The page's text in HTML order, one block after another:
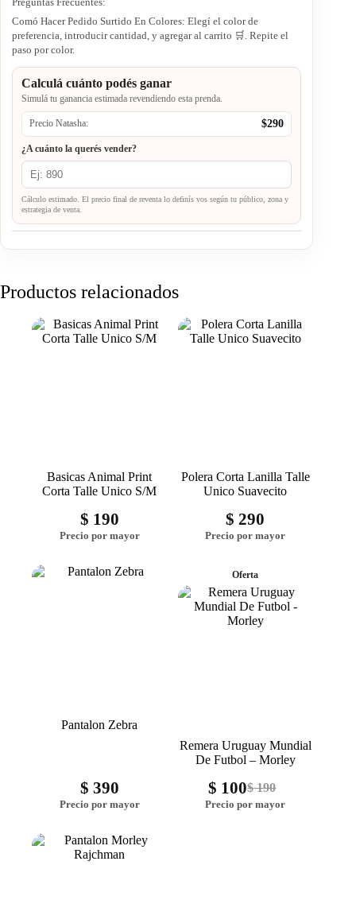
Comó Hacer Pedido Surtido En Colores: Elegí el color de
preferencia, introducir cantidad, y agregar al carrito 🛒. Repite el
paso por color.
Calculá cuánto podés ganar
Simulá tu ganancia estimada revendiendo esta prenda.
Precio Natasha: $290
¿A cuánto la querés vender?
Cálculo estimado. El precio final de reventa lo definís vos según tu público, zona y
estrategia de venta.
Productos relacionados
Basicas Animal Print
Corta Talle Unico S/M
$ 190
Polera Corta Lanilla Talle
Unico Suavecito
$ 290
Pantalon Zebra
$ 390
Oferta
Remera Uruguay Mundial
De Futbol – Morley
$190
$ 100